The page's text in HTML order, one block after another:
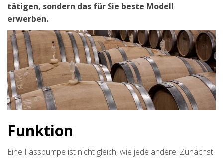
tätigen, sondern das für Sie beste Modell
erwerben.
Funktion
Eine Fasspumpe ist nicht gleich, wie jede andere. Zunächst